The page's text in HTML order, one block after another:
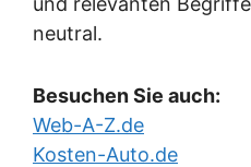
neutral.
Besuchen Sie auch:
Web-A-Z.de
Kosten-Auto.de